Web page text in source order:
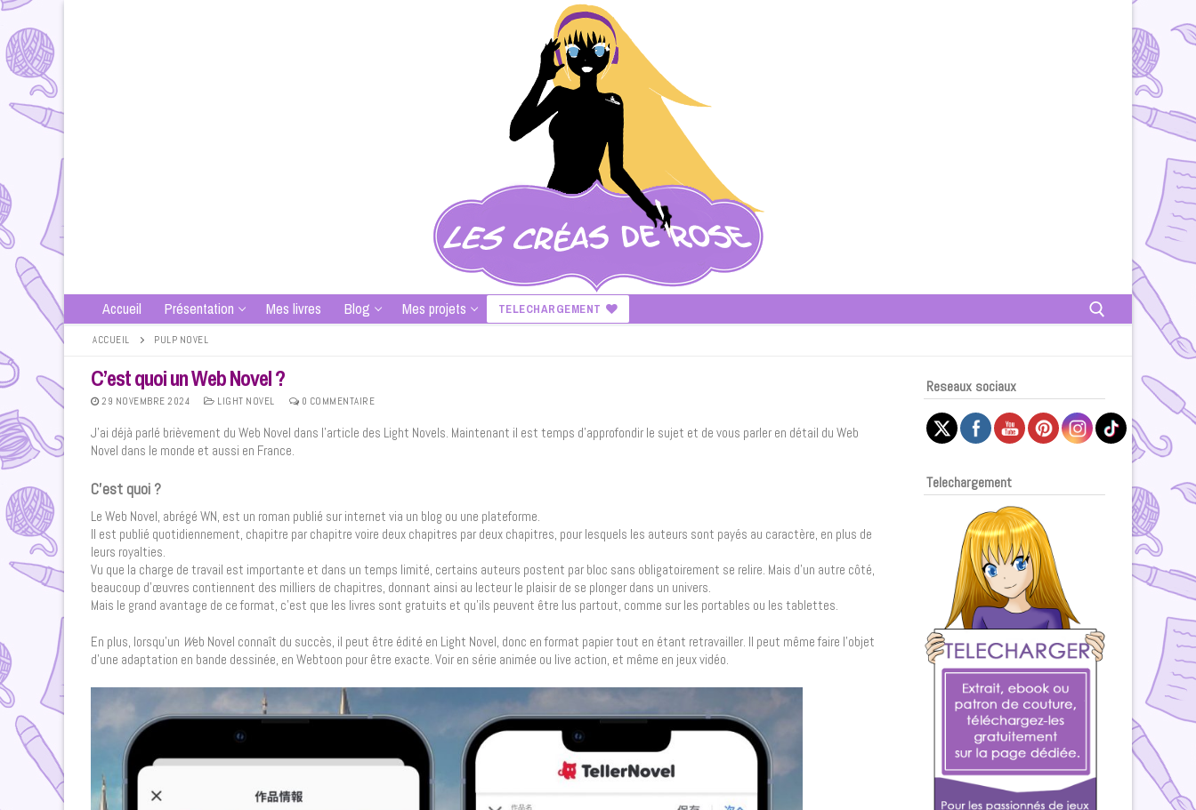
Accueil Présentation Mes livres Blog Mes projets TELECHARGEMENT
ACCUEIL PULP NOVEL
C’est quoi un Web Novel ?
29 NOVEMBRE 2024 LIGHT NOVEL 0 COMMENTAIRE
J’ai déjà parlé brièvement du Web Novel dans l’article des Light Novels. Maintenant il est temps d’approfondir le sujet et de vous parler en détail du Web
Novel dans le monde et aussi en France.
C’est quoi ?
Le Web Novel, abrégé WN, est un roman publié sur internet via un blog ou une plateforme.
Il est publié quotidiennement, chapitre par chapitre voire deux chapitres par deux chapitres, pour lesquels les auteurs sont payés au caractère, en plus de
leurs royalties.
Vu que la charge de travail est importante et dans un temps limité, certains auteurs postent par bloc sans obligatoirement se relire. Mais d’un autre côté,
beaucoup d’œuvres contiennent des milliers de chapitres, donnant ainsi au lecteur le plaisir de se plonger dans un univers.
Mais le grand avantage de ce format, c’est que les livres sont gratuits et qu’ils peuvent être lus partout, comme sur les portables ou les tablettes.
En plus, lorsqu’un Web Novel connaît du succès, il peut être édité en Light Novel, donc en format papier tout en étant retravailler. Il peut même faire l’objet
d’une adaptation en bande dessinée, en Webtoon pour être exacte. Voir en série animée ou live action, et même en jeux vidéo.
Reseaux sociaux
Telechargement